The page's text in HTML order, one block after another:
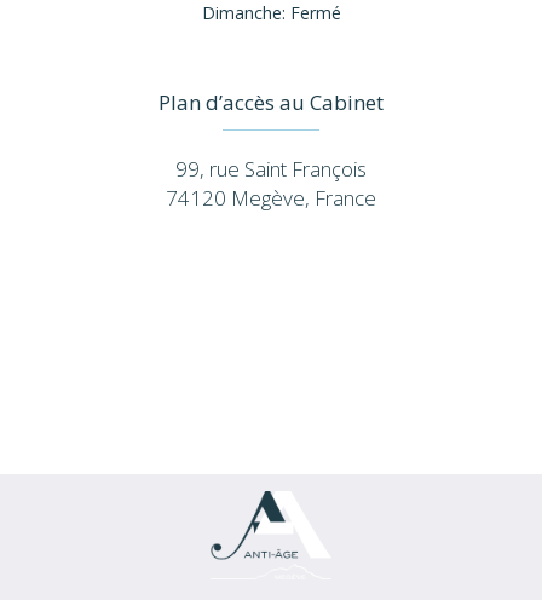
Dimanche: Fermé
Plan d’accès au Cabinet
99, rue Saint François
74120 Megève, France